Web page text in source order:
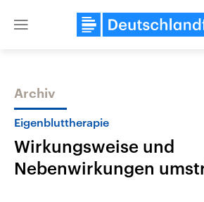
Close
Themen
Archiv
Eigenbluttherapie
Wirkungsweise und
Nebenwirkungen